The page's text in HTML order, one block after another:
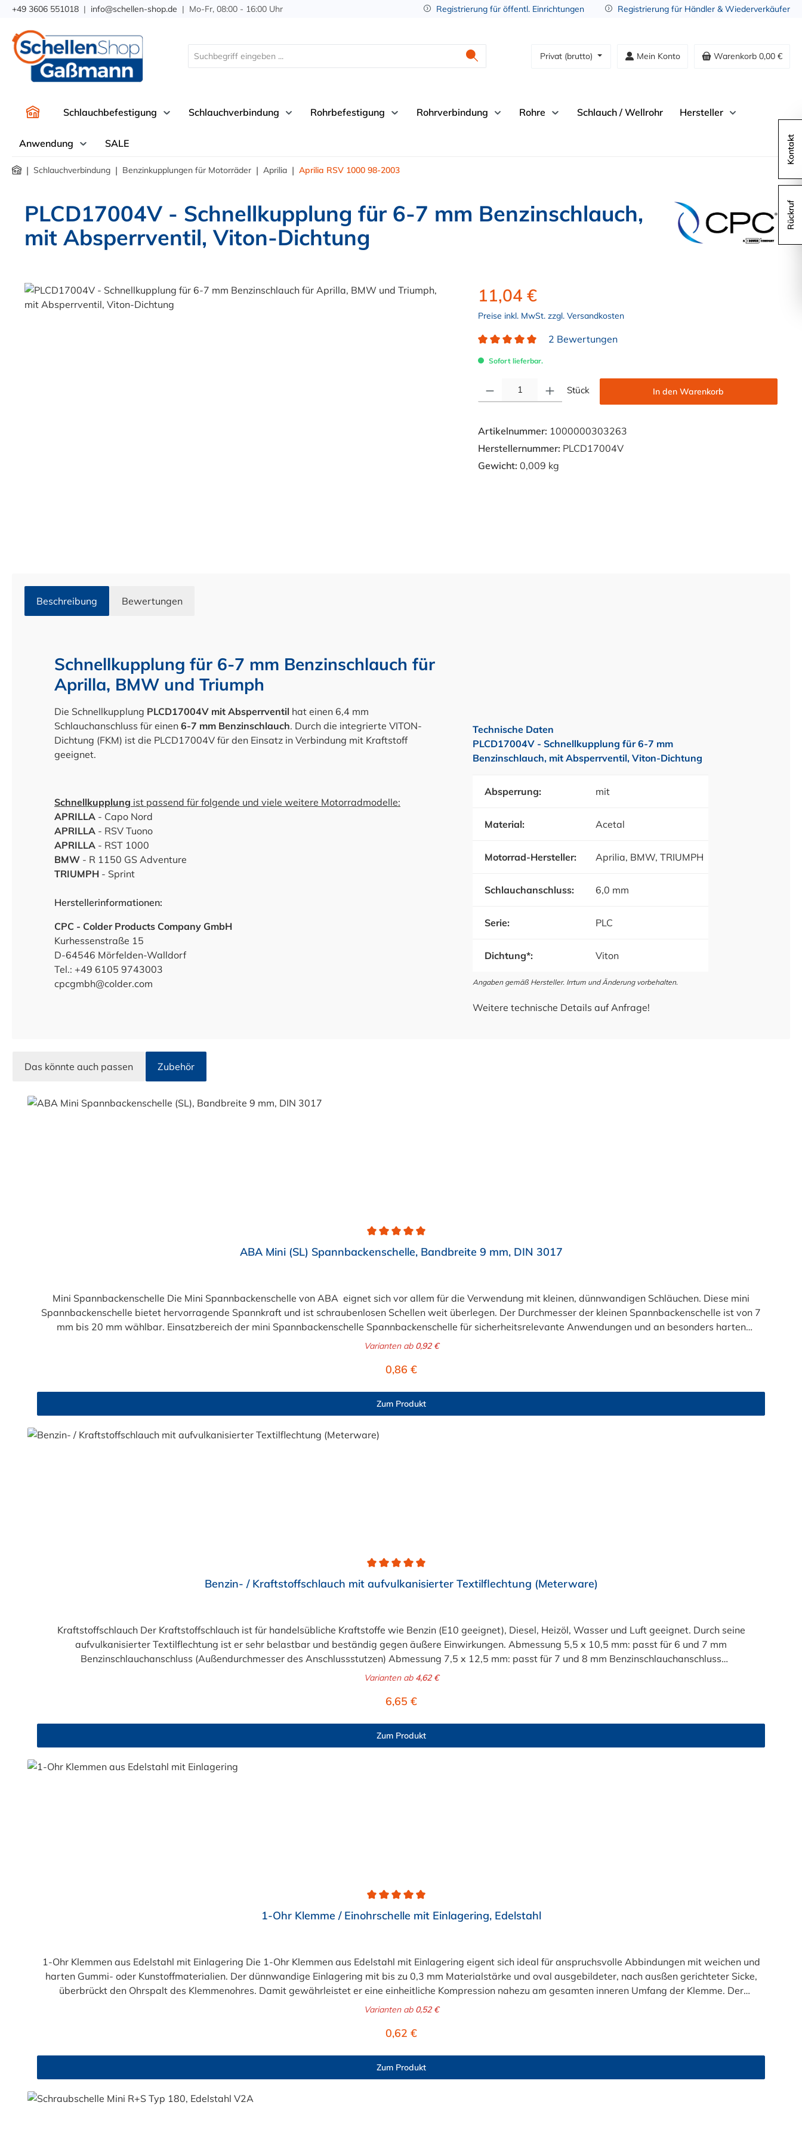
Zur Hauptnavigation springen
+49 3606 551018 | info@schellen-shop.de | Mo-Fr, 08:00 - 16:00 Uhr Registrierung für öffentl. Einrichtungen Registrierung für Händler & Wiederverkäufer
Privat (brutto) Mein Konto Warenkorb 0,00 €
Schlauchbefestigung Schlauchverbindung Rohrbefestigung Rohrverbindung Rohre Schlauch / Wellrohr Hersteller
Anwendung SALE
| Schlauchverbindung | Benzinkupplungen für Motorräder | Aprilia | Aprilia RSV 1000 98-2003
PLCD17004V - Schnellkupplung für 6-7 mm Benzinschlauch,
mit Absperrventil, Viton-Dichtung
Bildergalerie überspringen 11,04 €
Preise inkl. MwSt. zzgl. Versandkosten
2 Bewertungen
Sofort lieferbar.
Stück In den Warenkorb
Artikelnummer: 1000000303263
Herstellernummer: PLCD17004V
Gewicht: 0,009 kg
Beschreibung Bewertungen
Schnellkupplung für 6-7 mm Benzinschlauch für
Aprilla, BMW und Triumph
Die Schnellkupplung PLCD17004V mit Absperrventil hat einen 6,4 mm
Schlauchanschluss für einen 6-7 mm Benzinschlauch. Durch die integrierte VITON-
Dichtung (FKM) ist die PLCD17004V für den Einsatz in Verbindung mit Kraftstoff
geeignet.
Schnellkupplung ist passend für folgende und viele weitere Motorradmodelle:
APRILLA - Capo Nord
APRILLA - RSV Tuono
APRILLA - RST 1000
BMW - R 1150 GS Adventure
TRIUMPH - Sprint
Herstellerinformationen:
CPC - Colder Products Company GmbH
Kurhessenstraße 15
D-64546 Mörfelden-Walldorf
Tel.: +49 6105 9743003
cpcgmbh@colder.com
Technische Daten
PLCD17004V - Schnellkupplung für 6-7 mm
Benzinschlauch, mit Absperrventil, Viton-Dichtung
Absperrung: mit
Material: Acetal
Motorrad-Hersteller: Aprilia, BMW, TRIUMPH
Schlauchanschluss: 6,0 mm
Serie: PLC
Dichtung*: Viton
Angaben gemäß Hersteller. Irrtum und Änderung vorbehalten.
Weitere technische Details auf Anfrage!
Das könnte auch passen Zubehör
Produktgalerie überspringen
Durchschnittliche Bewertung von 4.9 von 5 SternenABA Mini (SL) Spannbackenschelle, Bandbreite 9 mm, DIN 3017
Mini Spannbackenschelle Die Mini Spannbackenschelle von ABA eignet sich vor allem für die Verwendung mit kleinen, dünnwandigen Schläuchen. Diese mini
Spannbackenschelle bietet hervorragende Spannkraft und ist schraubenlosen Schellen weit überlegen. Der Durchmesser der kleinen Spannbackenschelle ist von 7
mm bis 20 mm wählbar. Einsatzbereich der mini Spannbackenschelle Spannbackenschelle für sicherheitsrelevante Anwendungen und an besonders harten
Schläuchen Haushaltsgeräte, Sanitärhandwerk im Innenbereich Benzinschläuche Merkmale glatte Innenseite abgerundete Bandkanten durch eine Mutter gesichert
Varianten ab0,92 €
Regulärer Preis:
0,86 €
Zum Produkt
Durchschnittliche Bewertung von 5 von 5 SternenBenzin- / Kraftstoffschlauch mit aufvulkanisierter Textilflechtung (Meterware)
Kraftstoffschlauch Der Kraftstoffschlauch ist für handelsübliche Kraftstoffe wie Benzin (E10 geeignet), Diesel, Heizöl, Wasser und Luft geeignet. Durch seine
aufvulkanisierter Textilflechtung ist er sehr belastbar und beständig gegen äußere Einwirkungen. Abmessung 5,5 x 10,5 mm: passt für 6 und 7 mm
Benzinschlauchanschluss (Außendurchmesser des Anschlussstutzen) Abmessung 7,5 x 12,5 mm: passt für 7 und 8 mm Benzinschlauchanschluss
(Außendurchmesser des Anschlussstutzen)Abmessung 9,0 x 15,0 mm: passt für 9 mm Benzinschlauchanschluss (Außendurchmesser des Anschlussstutzen)
Varianten ab4,62 €
Regulärer Preis:
6,65 €
Zum Produkt
Durchschnittliche Bewertung von 4.9 von 5 Sternen1-Ohr Klemme / Einohrschelle mit Einlagering, Edelstahl
1-Ohr Klemmen aus Edelstahl mit Einlagering Die 1-Ohr Klemmen aus Edelstahl mit Einlagering eigent sich ideal für anspruchsvolle Abbindungen mit weichen und
harten Gummi- oder Kunstoffmaterialien. Der dünnwandige Einlagering mit bis zu 0,3 mm Materialstärke und oval ausgebildeter, nach ausßen gerichteter Sicke,
überbrückt den Ohrspalt des Klemmenohres. Damit gewährleistet er eine einheitliche Kompression nahezu am gesamten inneren Umfang der Klemme. Der
Spannbereich der 1-Ohr Klemmen aus Edelstahl mit Einlagering ist in verschiedenen Abstufungen von 2,5 mm bis maximal 30 mm wählbar.
Varianten ab0,52 €
Regulärer Preis:
0,62 €
Zum Produkt
Kontakt
Rückruf